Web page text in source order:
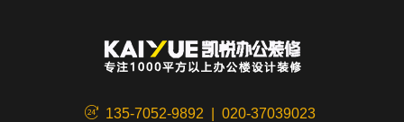
135-7052-9892 | 020-37039023